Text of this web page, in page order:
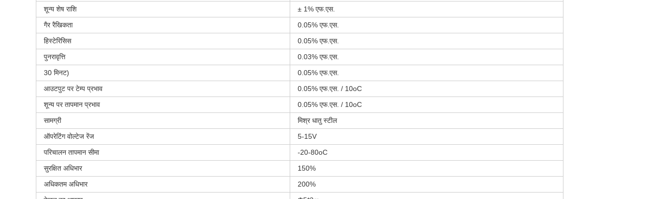
शून्य शेष राशि
± 1% एफ.एस.
गैर रैखिकता
0.05% एफ.एस.
हिस्टेरिसिस
0.05% एफ.एस.
पुनरावृत्ति
0.03% एफ.एस.
30 मिनट)
0.05% एफ.एस.
आउटपुट पर टेम्प प्रभाव
0.05% एफ.एस. / 10oC
शून्य पर तापमान प्रभाव
0.05% एफ.एस. / 10oC
सामग्री
मिश्र धातु स्टील
ऑपरेटिंग वोल्टेज रेंज
5-15V
परिचालन तापमान सीमा
-20-80oC
सुरक्षित अधिभार
150%
अधिकतम अधिभार
200%